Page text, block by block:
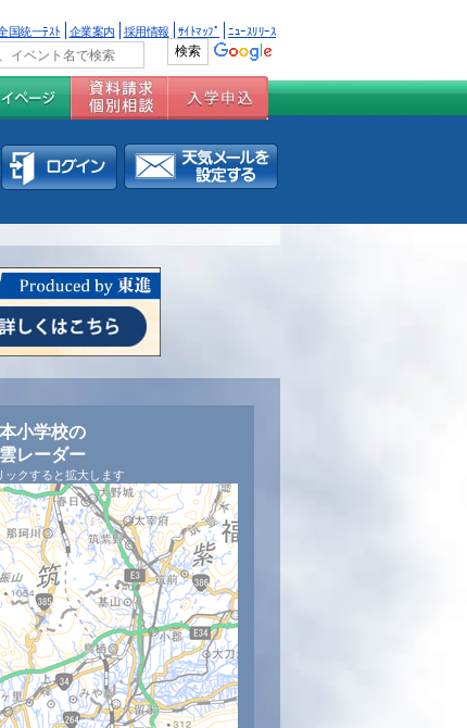
国統一ﾃｽﾄ 企業案内 採用情報 ｻｲﾄﾏｯﾌﾟ ﾆｭｰｽﾘﾘｰｽ
小学校の
レーダー
ックすると拡大します